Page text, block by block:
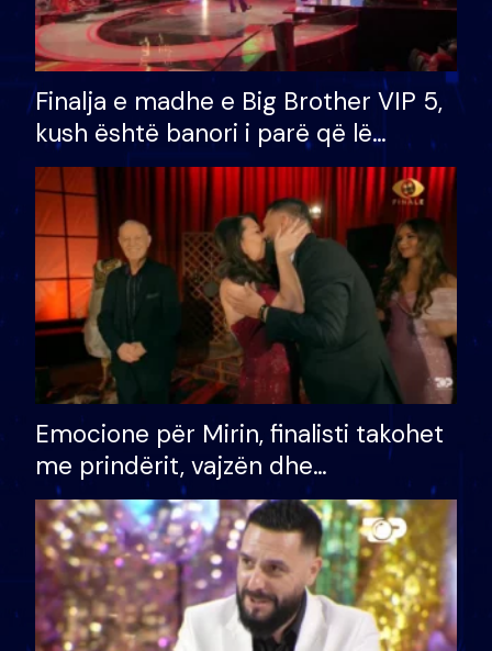
Finalja e madhe e Big Brother VIP 5,
kush është banori i parë që lë
shtëpinë dhe humb mundësinë për
të fituar çmimin e madh
Emocione për Mirin, finalisti takohet
me prindërit, vajzën dhe
bashkëshorten: S’kemi ndonjë letër
divorci apo jo?